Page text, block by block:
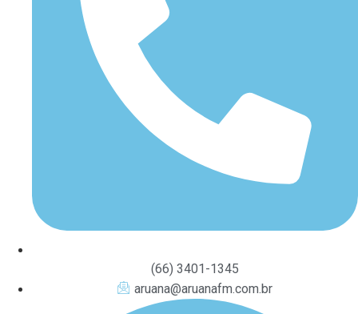
(66) 3401-1345
aruana@aruanafm.com.br